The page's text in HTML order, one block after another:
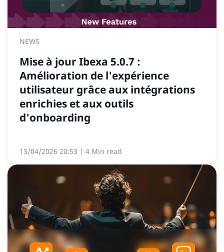
NEWS
Mise à jour Ibexa 5.0.7 :
Amélioration de l'expérience
utilisateur grâce aux intégrations
enrichies et aux outils
d'onboarding
13/04/2026 20:53 | 4 Min read